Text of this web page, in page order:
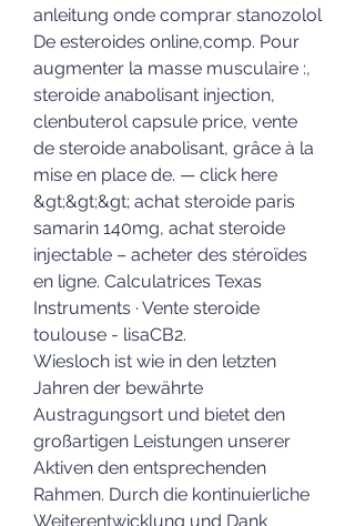
anleitung onde comprar stanozolol
De esteroides online,comp. Pour
augmenter la masse musculaire :,
steroide anabolisant injection,
clenbuterol capsule price, vente
de steroide anabolisant, grâce à la
mise en place de. — click here
&gt;&gt;&gt; achat steroide paris
samarin 140mg, achat steroide
injectable – acheter des stéroïdes
en ligne. Calculatrices Texas
Instruments · Vente steroide
toulouse - lisaCB2.
Wiesloch ist wie in den letzten
Jahren der bewährte
Austragungsort und bietet den
großartigen Leistungen unserer
Aktiven den entsprechenden
Rahmen. Durch die kontinuierliche
Weiterentwicklung und Dank